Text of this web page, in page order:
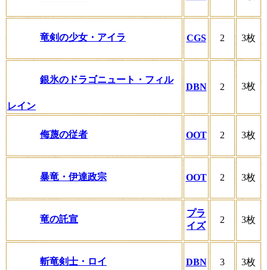
竜剣の少女・アイラ CGS 2 3枚
銀氷のドラゴニュート・フィル
レイン
DBN 2 3枚
侮蔑の従者 OOT 2 3枚
暴竜・伊達政宗 OOT 2 3枚
竜の託宣
プラ
イズ
2 3枚
斬竜剣士・ロイ DBN 3 3枚